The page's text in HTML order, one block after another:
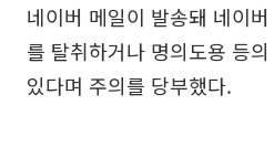
네이버 메일이 발송돼 네이
를 탈취하거나 명의도용 등
있다며 주의를 당부했다.